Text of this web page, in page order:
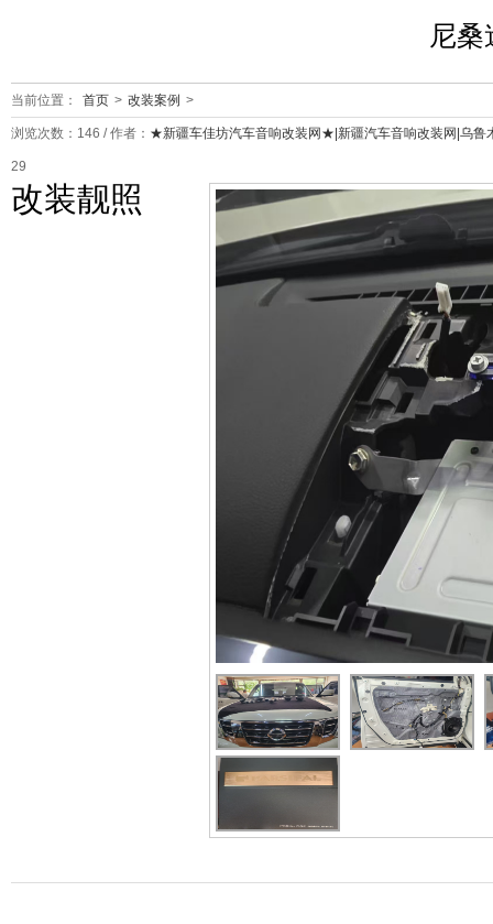
尼
当前位置： 首页 > 改装案例 >
浏览次数： 146 / 作者： ★新疆车佳坊汽车音响改装网★|新疆汽车音响改装网|乌鲁
29
改装靓照